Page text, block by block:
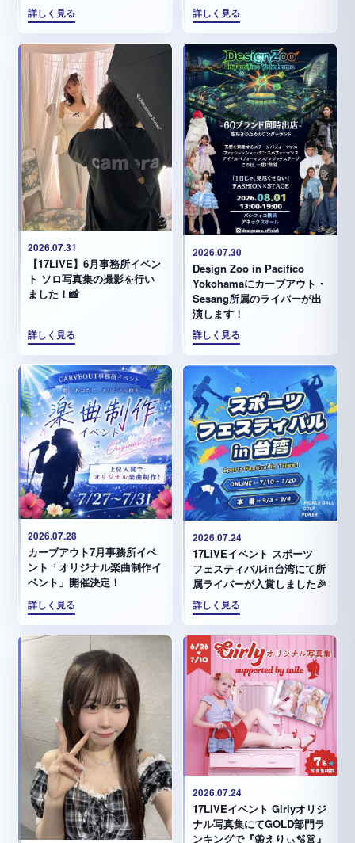
詳しく見る 詳しく見る
2026.07.31
【17LIVE】6月事務所イベン
ト ソロ写真集の撮影を行い
ました！📸
詳しく見る
2026.07.30
Design Zoo in Pacifico
Yokohamaにカーブアウト・
Sesang所属のライバーが出
演します！
詳しく見る
2026.07.28
カーブアウト7月事務所イベ
ント「オリジナル楽曲制作イ
ベント」開催決定！
詳しく見る
2026.07.24
17LIVEイベント スポーツ
フェスティバルin台湾にて所
属ライバーが入賞しました🎉
詳しく見る
2026.07.24
17LIVEイベント Girlyオリジ
ナル写真集にてGOLD部門ラ
ンキングで『🦋えりぃ🫧👗』